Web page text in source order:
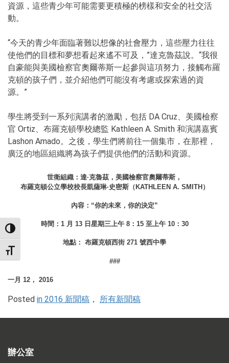
TOGGLE HIGH CONTRAST
TOGGLE FONT SIZE
資源，這些青少年可能需要更積極的榜樣和安全的社交活
動。
“今天的青少年面臨著難以想像的社會壓力，這些壓力往往
使他們的目標和夢想看起來遙不可及，”達克魯茲說。“我很
自豪能與美國檢察官奧爾蒂斯一起參與這項努力，接觸布羅
克頓的孩子們，並介紹他們可能沒有考慮或探索過的資
源。”
學生將受到一系列演講者的激勵，包括 DA Cruz、美國檢察
官 Ortiz、布羅克頓學校總監 Kathleen A. Smith 和演講嘉賓
Lashon Amado。之後，學生們將前往一個集市，在那裡，
廣泛的地區組織將為孩子們提供他們的活動和資源。
世衛組織：達·克魯茲，美國檢察官奧爾蒂斯，
布羅克頓公立學校校長凱薩琳·史密斯（KATHLEEN A. SMITH）
內容：“你的未來，你的決定”
時間：1 月 13 日星期三上午 8：15 至上午 10：30
地點： 布羅克頓西街 271 號西中學
###
一月 12， 2016
Posted in 2016 新聞稿 ， 所有新聞稿
辦公室